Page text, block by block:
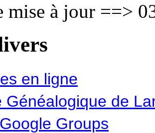
mise à jour ==>
en ligne
Généalogique de
Groups